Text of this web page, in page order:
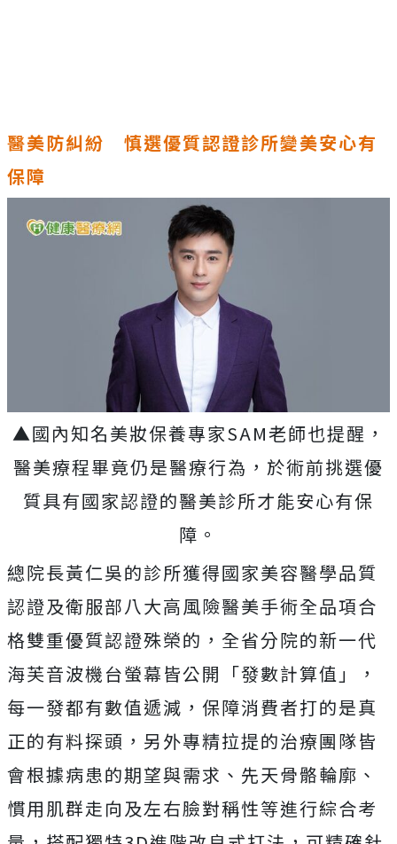
醫美防糾紛 慎選優質認證診所變美安心有
保障
▲國內知名美妝保養專家SAM老師也提醒，
醫美療程畢竟仍是醫療行為，於術前挑選優
質具有國家認證的醫美診所才能安心有保
障。
總院長黃仁吳的診所獲得國家美容醫學品質
認證及衛服部八大高風險醫美手術全品項合
格雙重優質認證殊榮的，全省分院的新一代
海芙音波機台螢幕皆公開「發數計算值」，
每一發都有數值遞減，保障消費者打的是真
正的有料探頭，另外專精拉提的治療團隊皆
會根據病患的期望與需求、先天骨骼輪廓、
慣用肌群走向及左右臉對稱性等進行綜合考